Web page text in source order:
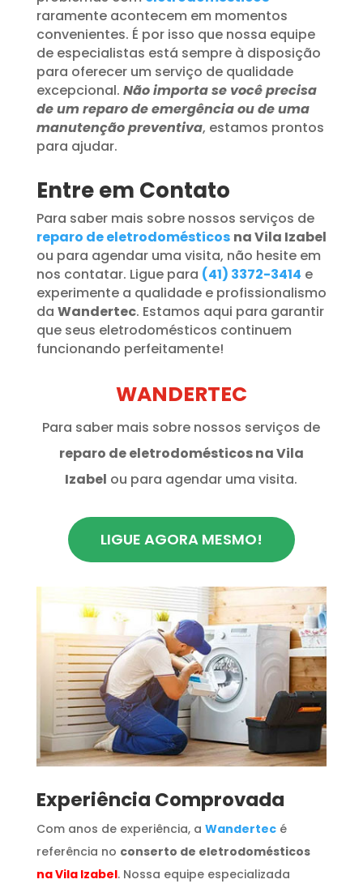
raramente acontecem em momentos
convenientes. É por isso que nossa equipe
de especialistas está sempre à disposição
para oferecer um serviço de qualidade
excepcional. Não importa se você precisa
de um reparo de emergência ou de uma
manutenção preventiva, estamos prontos
para ajudar.
Entre em Contato
Para saber mais sobre nossos serviços de
reparo de eletrodomésticos na Vila Izabel
ou para agendar uma visita, não hesite em
nos contatar. Ligue para (41) 3372-3414 e
experimente a qualidade e profissionalismo
da Wandertec. Estamos aqui para garantir
que seus eletrodomésticos continuem
funcionando perfeitamente!
WANDERTEC
Para saber mais sobre nossos serviços de
reparo de eletrodomésticos na Vila
Izabel ou para agendar uma visita.
LIGUE AGORA MESMO!
​Experiência Comprovada
Com anos de experiência, a Wandertecé
referência no conserto de eletrodomésticos
na Vila Izabel. Nossa equipe especializada